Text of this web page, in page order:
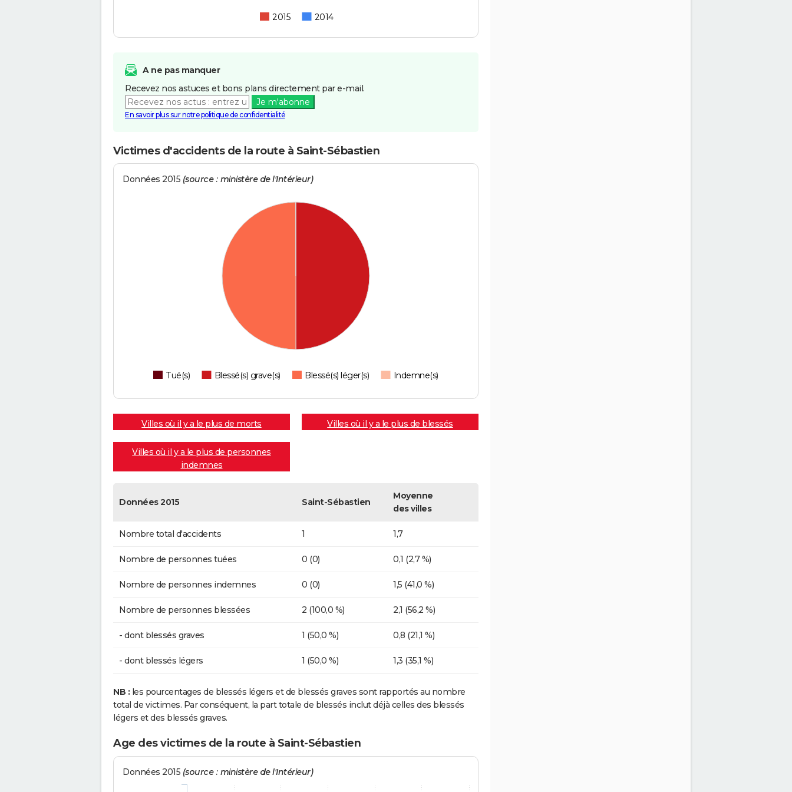
2015 2014
A ne pas manquer
Recevez nos astuces et bons plans directement par e-mail.
Je m'abonne
En savoir plus sur notre politique de confidentialité
Victimes d'accidents de la route à Saint-Sébastien
Données 2015 (source : ministère de l'Intérieur)
Tué(s) Blessé(s) grave(s) Blessé(s) léger(s) Indemne(s)
Villes où il y a le plus de morts Villes où il y a le plus de blessés
Villes où il y a le plus de personnes
indemnes
Données 2015 Saint-Sébastien
Moyenne
des villes
Nombre total d'accidents 1 1,7
Nombre de personnes tuées 0 (0) 0,1 (2,7 %)
Nombre de personnes indemnes 0 (0) 1,5 (41,0 %)
Nombre de personnes blessées 2 (100,0 %) 2,1 (56,2 %)
- dont blessés graves 1 (50,0 %) 0,8 (21,1 %)
- dont blessés légers 1 (50,0 %) 1,3 (35,1 %)
NB : les pourcentages de blessés légers et de blessés graves sont rapportés au nombre
total de victimes. Par conséquent, la part totale de blessés inclut déjà celles des blessés
légers et des blessés graves.
Age des victimes de la route à Saint-Sébastien
Données 2015 (source : ministère de l'Intérieur)